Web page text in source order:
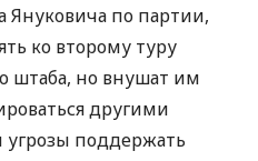
Януковича по партии,
ко второму туру
штаба, но внушат им
другими
поддержать